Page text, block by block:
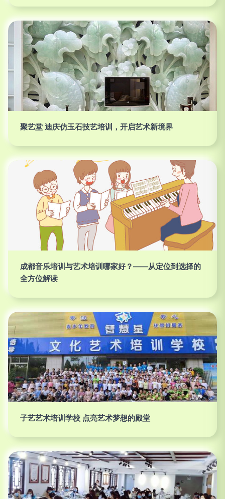
聚艺堂 迪庆仿玉石技艺培训，开启艺术新境界
成都音乐培训与艺术培训哪家好？——从定位到选择的
全方位解读
子艺艺术培训学校 点亮艺术梦想的殿堂